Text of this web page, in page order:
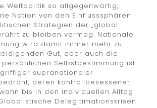
Weltpolitik so allgegenwärtig,
Nation von den Einflusssphären
Strategien der „global
zu bleiben vermag. Nationale
wird damit immer mehr zu
Gut, aber auch die
Selbstbestimmung ist
supranationaler
deren kontrollbesessener
bis in den individuellen Alltag
Delegitimationskrisen